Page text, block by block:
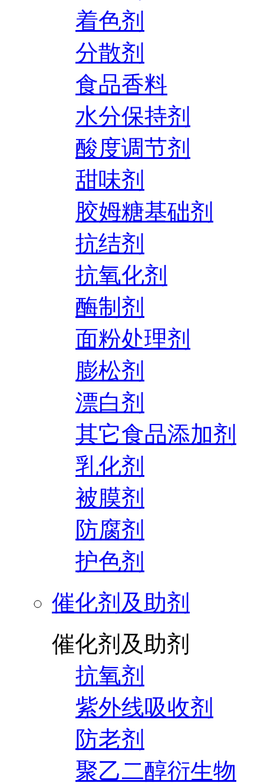
着色剂
分散剂
食品香料
水分保持剂
酸度调节剂
甜味剂
胶姆糖基础剂
抗结剂
抗氧化剂
酶制剂
面粉处理剂
膨松剂
漂白剂
其它食品添加剂
乳化剂
被膜剂
防腐剂
护色剂
催化剂及助剂
催化剂及助剂
抗氧剂
紫外线吸收剂
防老剂
聚乙二醇衍生物